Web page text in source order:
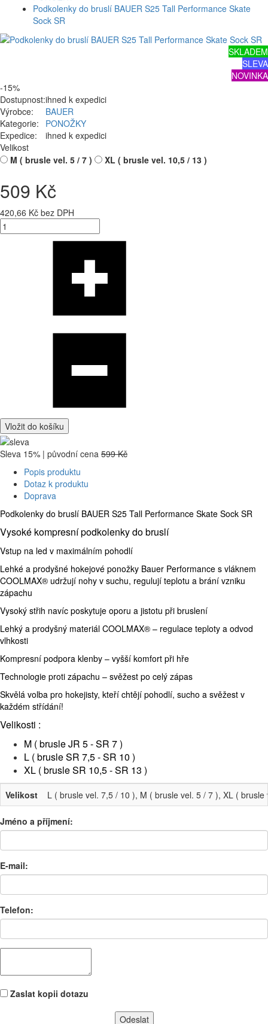
Podkolenky do bruslí BAUER S25 Tall Performance Skate
Sock SR
SKLADEM
SLEVA
NOVINKA
-15%
Dostupnost:ihned k expedici
Výrobce:
BAUER
Kategorie:
PONOŽKY
Expedice:
ihned k expedici
Velikost
M ( brusle vel. 5 / 7 )
XL ( brusle vel. 10,5 / 13 )
509 Kč
420,66 Kč bez DPH
Vložit do košíku
Sleva 15% | původní cena 599 Kč
Popis produktu
Dotaz k produktu
Doprava
Podkolenky do bruslí BAUER S25 Tall Performance Skate Sock SR
Vysoké kompresní podkolenky do bruslí
Vstup na led v maximálním pohodlí
Lehké a prodyšné hokejové ponožky Bauer Performance s vláknem
COOLMAX® udržují nohy v suchu, regulují teplotu a brání vzniku
zápachu
Vysoký střih navíc poskytuje oporu a jistotu při bruslení
Lehký a prodyšný materiál COOLMAX® – regulace teploty a odvod
vlhkosti
Kompresní podpora klenby – vyšší komfort při hře
Technologie proti zápachu – svěžest po celý zápas
Skvělá volba pro hokejisty, kteří chtějí pohodlí, sucho a svěžest v
každém střídání!
Velikosti :
M ( brusle JR 5 - SR 7 )
L ( brusle SR 7,5 - SR 10 )
XL ( brusle SR 10,5 - SR 13 )
Velikost L ( brusle vel. 7,5 / 10 ), M ( brusle vel. 5 / 7 ), XL ( brusle
Jméno a příjmení:
E-mail:
Telefon:
Zaslat kopii dotazu